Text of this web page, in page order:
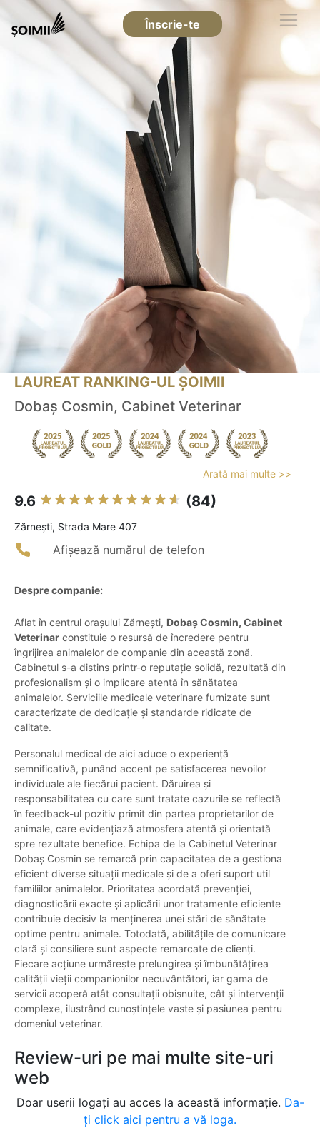
Înscrie-te
LAUREAT RANKING-UL ȘOIMII
Dobaș Cosmin, Cabinet Veterinar
Arată mai multe >>
9.6 (84)
Zărneşti, Strada Mare 407
Afișează numărul de telefon
Despre companie:
Aflat în centrul orașului Zărnești, Dobaș Cosmin, Cabinet
Veterinar constituie o resursă de încredere pentru
îngrijirea animalelor de companie din această zonă.
Cabinetul s-a distins printr-o reputație solidă, rezultată din
profesionalism și o implicare atentă în sănătatea
animalelor. Serviciile medicale veterinare furnizate sunt
caracterizate de dedicație și standarde ridicate de
calitate.
Personalul medical de aici aduce o experiență
semnificativă, punând accent pe satisfacerea nevoilor
individuale ale fiecărui pacient. Dăruirea și
responsabilitatea cu care sunt tratate cazurile se reflectă
în feedback-ul pozitiv primit din partea proprietarilor de
animale, care evidențiază atmosfera atentă și orientată
spre rezultate benefice. Echipa de la Cabinetul Veterinar
Dobaș Cosmin se remarcă prin capacitatea de a gestiona
eficient diverse situații medicale și de a oferi suport util
familiilor animalelor. Prioritatea acordată prevenției,
diagnosticării exacte și aplicării unor tratamente eficiente
contribuie decisiv la menținerea unei stări de sănătate
optime pentru animale. Totodată, abilitățile de comunicare
clară și consiliere sunt aspecte remarcate de clienți.
Fiecare acțiune urmărește prelungirea și îmbunătățirea
calității vieții companionilor necuvântători, iar gama de
servicii acoperă atât consultații obișnuite, cât și intervenții
complexe, ilustrând cunoștințele vaste și pasiunea pentru
domeniul veterinar.
Review-uri pe mai multe site-uri
web
Doar userii logați au acces la această informație. Da-
ți click aici pentru a vă loga.